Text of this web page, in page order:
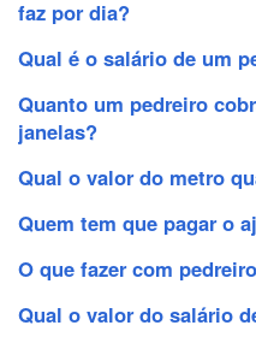
faz por dia?
Qual é o salário de um
Quanto um pedreiro
janelas?
Qual o valor do metro
Quem tem que pagar o
O que fazer com
Qual o valor do salário